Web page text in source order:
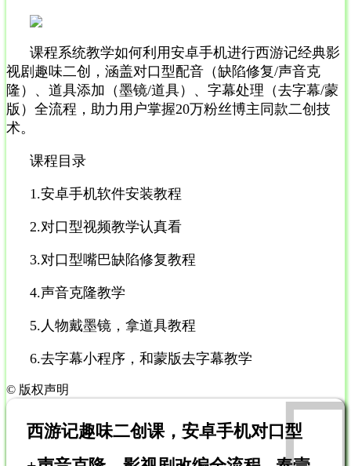
课程系统教学如何利用安卓手机进行西游记经典影
视剧趣味二创，涵盖对口型配音（缺陷修复/声音克
隆）、道具添加（墨镜/道具）、字幕处理（去字幕/蒙
版）全流程，助力用户掌握20万粉丝博主同款二创技
术。
课程目录
1.安卓手机软件安装教程
2.对口型视频教学认真看
3.对口型嘴巴缺陷修复教程
4.声音克隆教学
5.人物戴墨镜，拿道具教程
6.去字幕小程序，和蒙版去字幕教学
© 版权声明
西游记趣味二创课，安卓手机对口型